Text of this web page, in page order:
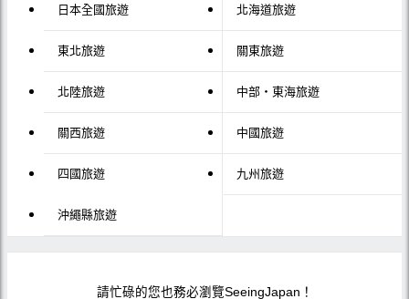
日本全國旅遊 北海道旅遊
東北旅遊 關東旅遊
北陸旅遊 中部・東海旅遊
關西旅遊 中國旅遊
四國旅遊 九州旅遊
沖繩縣旅遊
請忙碌的您也務必瀏覽SeeingJapan！